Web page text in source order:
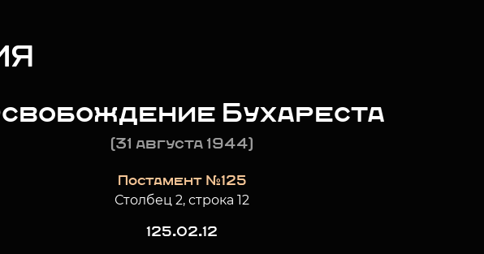
Бухареста
(31 августа 1944)
Постамент №125
Столбец 2, строка 12
125.02.12